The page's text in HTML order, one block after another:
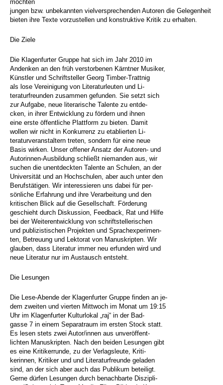
möchten
jungen bzw. unbekannten vielversprechenden Autoren die Gelegenheit
bieten ihre Texte vorzustellen und konstruktive Kritik zu erhalten.
Die Ziele
Die Klagenfurter Gruppe hat sich im Jahr 2010 im
Andenken an den früh verstorbenen Kärntner Musiker,
Künstler und Schriftsteller Georg Timber-Trattnig
als lose Vereinigung von Literaturleuten und Li-
teraturfreunden zusammen gefunden. Sie setzt sich
zur Aufgabe, neue literarische Talente zu entde-
cken, in ihrer Entwicklung zu fördern und ihnen
eine erste öffentliche Plattform zu bieten. Damit
wollen wir nicht in Konkurrenz zu etablierten Li-
teraturveranstaltern treten, sondern für eine neue
Basis wirken. Unser offener Ansatz der Autoren- und
Autorinnen-Ausbildung schließt niemanden aus, wir
suchen die unentdeckten Talente an Schulen, an der
Universität und an Hochschulen, aber auch unter den
Berufstätigen. Wir interessieren uns dabei für per-
sönliche Erfahrung und ihre Verarbeitung und den
kritischen Blick auf die Gesellschaft. Förderung
geschieht durch Diskussion, Feedback, Rat und Hilfe
bei der Weiterentwicklung von schriftstellerischen
und publizistischen Projekten und Sprachexperimen-
ten, Betreuung und Lektorat von Manuskripten. Wir
glauben, dass Literatur immer neu erfunden wird und
neue Literatur nur im Austausch entsteht.
Die Lesungen
Die Lese-Abende der Klagenfurter Gruppe finden an je-
dem zweiten und vierten Mittwoch im Monat um 19:15
Uhr im Klagenfurter Kulturlokal „raj“ in der Bad-
gasse 7 in einem Separatraum im ersten Stock statt.
Es lesen stets zwei Autor/innen aus unveröffent-
lichten Manuskripten. Nach den beiden Lesungen gibt
es eine Kritikerrunde, zu der Verlagsleute, Kriti-
kerinnen, Kritiker und und Literaturfreunde geladen
sind, an der sich aber auch das Publikum beteiligt.
Gerne dürfen Lesungen durch benachbarte Diszipli-